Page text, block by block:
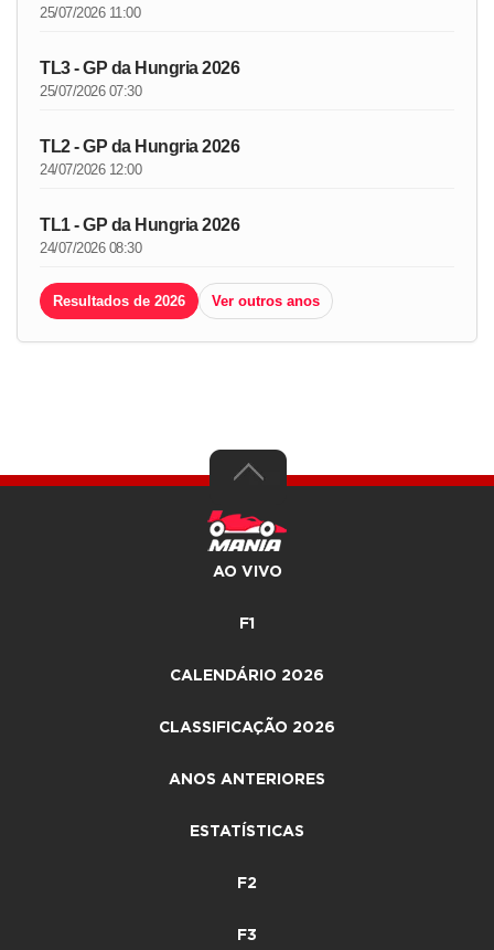
25/07/2026 11:00
TL3 - GP da Hungria 2026
25/07/2026 07:30
TL2 - GP da Hungria 2026
24/07/2026 12:00
TL1 - GP da Hungria 2026
24/07/2026 08:30
Resultados de 2026 Ver outros anos
AO VIVO
F1
CALENDÁRIO 2026
CLASSIFICAÇÃO 2026
ANOS ANTERIORES
ESTATÍSTICAS
F2
F3